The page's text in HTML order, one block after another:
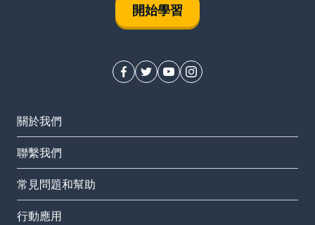
開始學習
關於我們
聯繫我們
常見問題和幫助
行動應用